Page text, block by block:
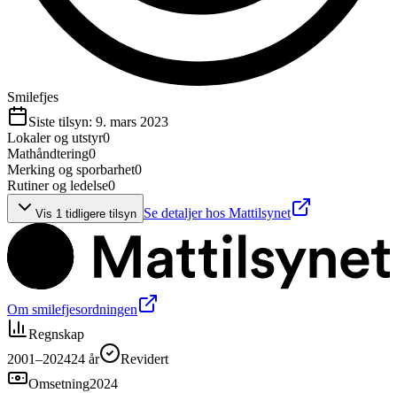
Smilefjes
Siste tilsyn: 9. mars 2023
Lokaler og utstyr0
Mathåndtering0
Merking og sporbarhet0
Rutiner og ledelse0
Vis 1 tidligere tilsyn Se detaljer hos Mattilsynet
Om smilefjesordningen
Regnskap
2001–202424 år
Revidert
Omsetning2024